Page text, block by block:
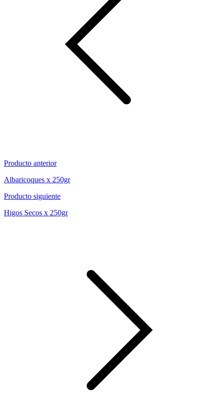
Producto anterior
Albaricoques x 250gr
Producto siguiente
Higos Secos x 250gr